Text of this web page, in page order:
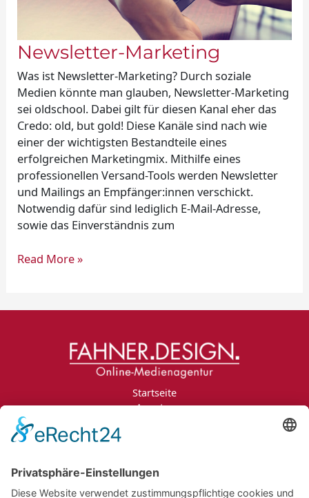
Newsletter-Marketing
Was ist Newsletter-Marketing? Durch soziale
Medien könnte man glauben, Newsletter-Marketing
sei oldschool. Dabei gilt für diesen Kanal eher das
Credo: old, but gold! Diese Kanäle sind nach wie
einer der wichtigsten Bestandteile eines
erfolgreichen Marketingmix. Mithilfe eines
professionellen Versand-Tools werden Newsletter
und Mailings an Empfänger:innen verschickt.
Notwendig dafür sind lediglich E-Mail-Adresse,
sowie das Einverständnis zum
Read More »
Startseite
Agentur
Blog
Kontakt